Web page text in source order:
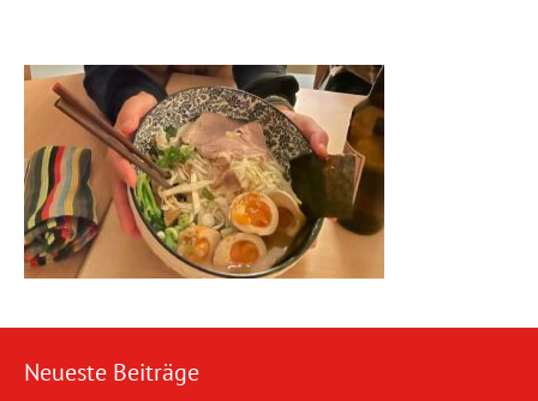
Neueste Beiträge